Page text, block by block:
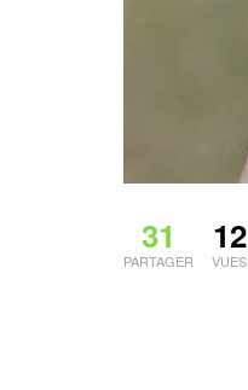
31
PARTAGER
12
VUES